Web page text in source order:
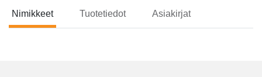
Nimikkeet Tuotetiedot Asiakirjat